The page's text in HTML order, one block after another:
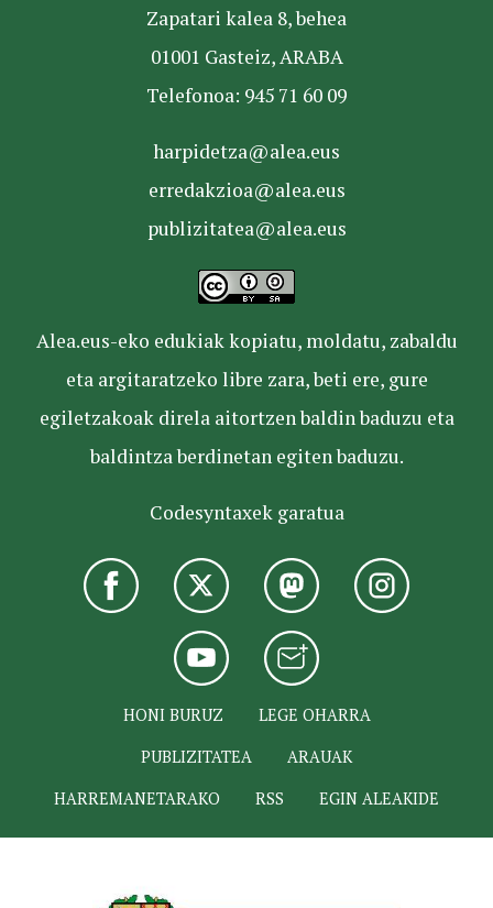
Zapatari kalea 8, behea
01001 Gasteiz, ARABA
Telefonoa: 945 71 60 09
harpidetza@alea.eus
erredakzioa@alea.eus
publizitatea@alea.eus
Alea.eus-eko edukiak kopiatu, moldatu, zabaldu
eta argitaratzeko libre zara, beti ere, gure
egiletzakoak direla aitortzen baldin baduzu eta
baldintza berdinetan egiten baduzu.
Codesyntaxek garatua
HONI BURUZ
LEGE OHARRA
PUBLIZITATEA
ARAUAK
HARREMANETARAKO
RSS EGIN ALEAKIDE